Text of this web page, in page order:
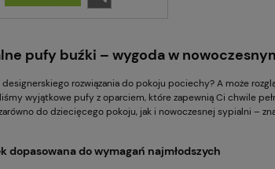
pufy buźki – wygoda w
designerskiego rozwiązania do pokoju pociechy? A może
wyjątkowe pufy z oparciem, które zapewnią Ci chwile
do dziecięcego pokoju, jak i nowoczesnej sypialni –
dopasowana do wymagań najmłodszych